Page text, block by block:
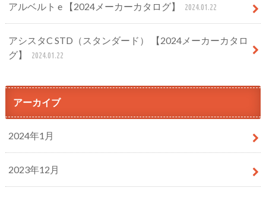
アルベルト e 【2024メーカーカタログ】 2024.01.22
アシスタC STD（スタンダード） 【2024メーカーカタロ
グ】
2024.01.22
アーカイブ
2024年1月
2023年12月